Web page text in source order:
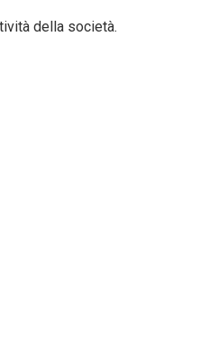
della società.